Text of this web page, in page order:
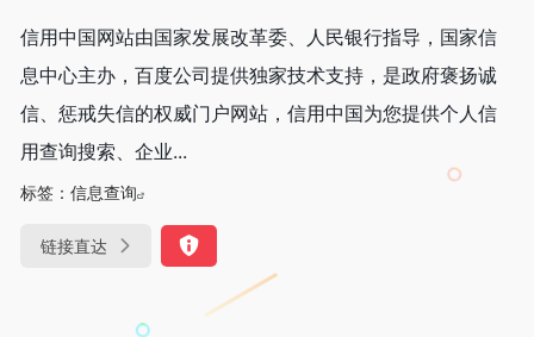
信用中国网站由国家发展改革委、人民银行指导，国家信
息中心主办，百度公司提供独家技术支持，是政府褒扬诚
信、惩戒失信的权威门户网站，信用中国为您提供个人信
用查询搜索、企业...
标签： 信息查询
链接直达